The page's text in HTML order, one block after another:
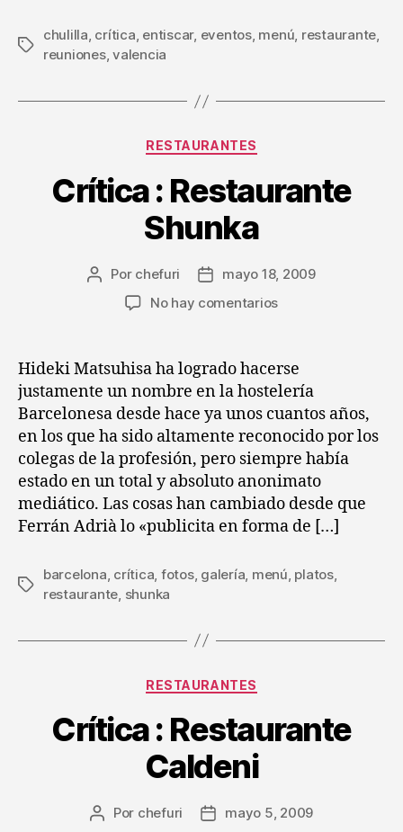
Etiquetas
chulilla, crítica, entiscar, eventos, menú, restaurante,
reuniones,valencia
Categorías
RESTAURANTES
Crítica : Restaurante
Shunka
Autor
Por chefuri
Fechamayo 18, 2009
No hay comentariosen
Shunka
Hideki Matsuhisa ha logrado hacerse
justamente un nombre en la hostelería
Barcelonesa desde hace ya unos cuantos años,
en los que ha sido altamente reconocido por los
colegas de la profesión, pero siempre había
estado en un total y absoluto anonimato
mediático. Las cosas han cambiado desde que
Ferrán Adrià lo «publicita en forma de […]
Etiquetas
barcelona crítica fotos, galería menú platos,
restaurante shunka
Categorías
RESTAURANTES
Crítica : Restaurante
Caldeni
Autor
Por chefuri
Fechamayo 5, 2009